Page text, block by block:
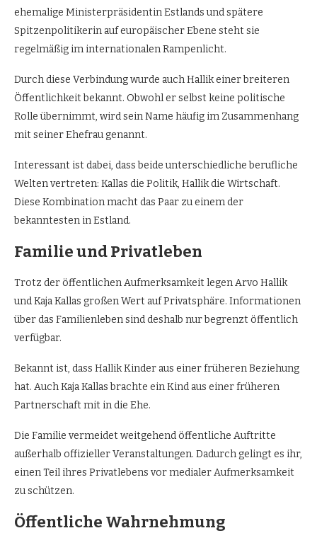
ehemalige Ministerpräsidentin Estlands und spätere
Spitzenpolitikerin auf europäischer Ebene steht sie
regelmäßig im internationalen Rampenlicht.
Durch diese Verbindung wurde auch Hallik einer breiteren
Öffentlichkeit bekannt. Obwohl er selbst keine politische
Rolle übernimmt, wird sein Name häufig im Zusammenhang
mit seiner Ehefrau genannt.
Interessant ist dabei, dass beide unterschiedliche berufliche
Welten vertreten: Kallas die Politik, Hallik die Wirtschaft.
Diese Kombination macht das Paar zu einem der
bekanntesten in Estland.
Familie und Privatleben
Trotz der öffentlichen Aufmerksamkeit legen Arvo Hallik
und Kaja Kallas großen Wert auf Privatsphäre. Informationen
über das Familienleben sind deshalb nur begrenzt öffentlich
verfügbar.
Bekannt ist, dass Hallik Kinder aus einer früheren Beziehung
hat. Auch Kaja Kallas brachte ein Kind aus einer früheren
Partnerschaft mit in die Ehe.
Die Familie vermeidet weitgehend öffentliche Auftritte
außerhalb offizieller Veranstaltungen. Dadurch gelingt es ihr,
einen Teil ihres Privatlebens vor medialer Aufmerksamkeit
zu schützen.
Öffentliche Wahrnehmung